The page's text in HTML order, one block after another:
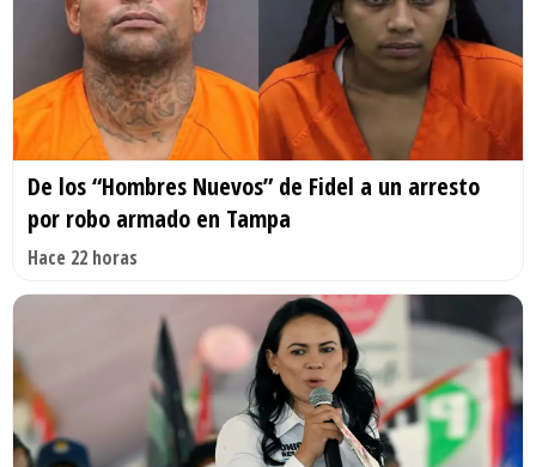
De los “Hombres Nuevos” de Fidel a un arresto
por robo armado en Tampa
Hace 22 horas